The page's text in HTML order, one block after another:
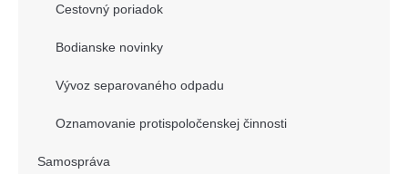
Cestovný poriadok
Bodianske novinky
Vývoz separovaného odpadu
Oznamovanie protispoločenskej činnosti
Samospráva